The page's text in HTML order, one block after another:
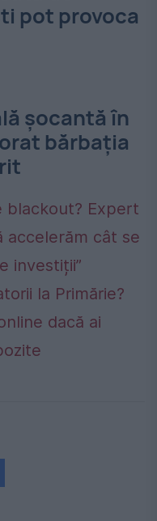
pot provoca
șocantă în
bărbația
blackout? Expert
accelerăm cât se
investiții”
la Primărie?
dacă ai